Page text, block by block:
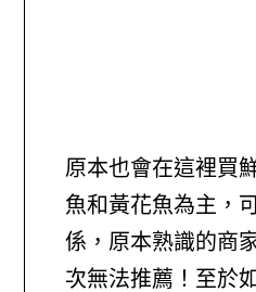
原本也會在這裡買
魚和黃花魚為主，
係，原本熟識的商
次無法推薦！至於